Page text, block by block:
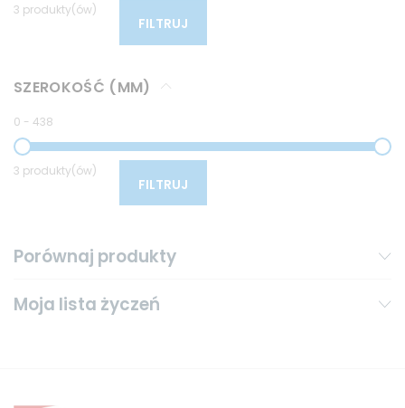
3 produkty(ów)
FILTRUJ
SZEROKOŚĆ (MM)
0 - 438
3 produkty(ów)
FILTRUJ
Porównaj produkty
Moja lista życzeń